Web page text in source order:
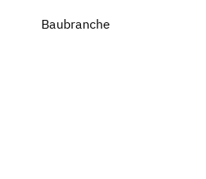
Baubranche